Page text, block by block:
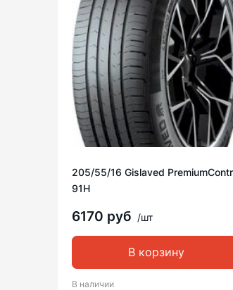
205/55/16 Gislaved
91H
6170 руб /шт
В корзину
В наличии